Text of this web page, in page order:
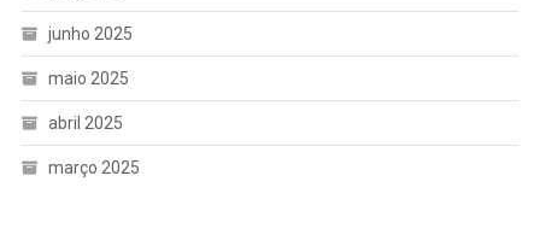
junho 2025
maio 2025
abril 2025
março 2025